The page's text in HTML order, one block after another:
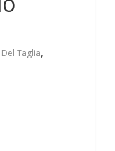
Taglia,